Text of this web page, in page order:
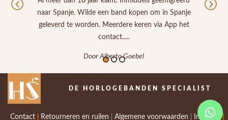
Spanje. Wilde een band kopen om in Spanje
te worden. Meerdere keren via App het
Door Alberto Goebel
Previous
DE HORLOGEBANDEN SPECIALIST
Contact Retourneren en ruilen Algemene voorwaarden Inloggen